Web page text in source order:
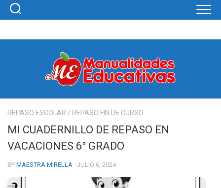
Skip
REPASO ESCOLAR / REPASO FIN DE CURSO
MI CUADERNILLO DE REPASO EN
VACACIONES 6° GRADO
BY MAESTRA MIRELLA · JULIO 6, 2024